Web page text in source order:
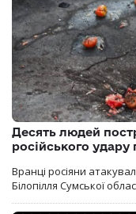
Десять людей
російського
Вранці росіяни
Білопілля Сумської